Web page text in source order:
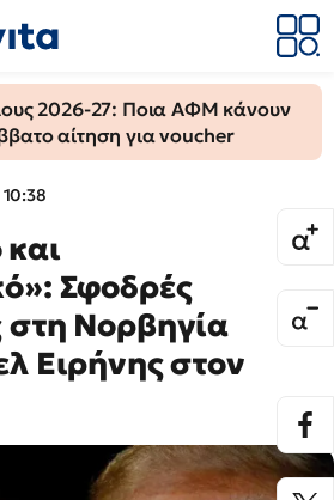
2026-27: Ποια ΑΦΜ κάνουν
αίτηση για voucher
10:38
Σφοδρές
στη Νορβηγία
Ειρήνης στον